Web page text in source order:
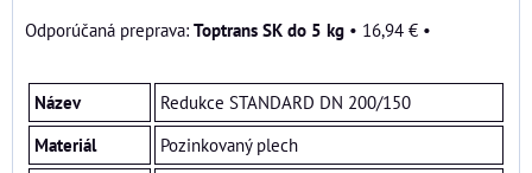
Toptrans SK do 5 kg • 16,94 € •
Název
Redukce STANDARD DN 200/150
Materiál
Pozinkovaný plech